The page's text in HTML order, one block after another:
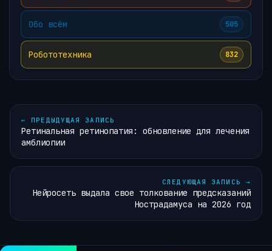
Обо всём 505
Робототехника 832
← ПРЕДЫДУЩАЯ ЗАПИСЬ
Ретинальная ретинопатия: обновление для лечения
амблиопии
СЛЕДУЮЩАЯ ЗАПИСЬ →
Нейросеть выдала свое толкование предсказаний
Нострадамуса на 2026 год